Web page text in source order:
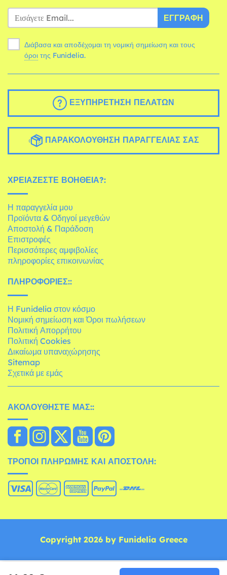
ΕΓΓΡΑΦΉ
Διάβασα και αποδέχομαι τη νομική σημείωση και τους
όροι της Funidelia.
ΕΞΥΠΗΡΈΤΗΣΗ ΠΕΛΑΤΏΝ
ΠΑΡΑΚΟΛΟΎΘΗΣΗ ΠΑΡΑΓΓΕΛΊΑΣ ΣΑΣ
ΧΡΕΙΆΖΕΣΤΕ ΒΟΉΘΕΙΑ?:
Η παραγγελία μου
Προϊόντα & Οδηγοί μεγεθών
Αποστολή & Παράδοση
Επιστροφές
Περισσότερες αμφιβολίες
πληροφορίες επικοινωνίας
ΠΛΗΡΟΦΟΡΊΕΣ::
Η Funidelia στον κόσμο
Νομική σημείωση και Όροι πωλήσεων
Πολιτική Απορρήτου
Πολιτική Cookies
Δικαίωμα υπαναχώρησης
Sitemap
Σχετικά με εμάς
ΑΚΟΛΟΥΘΉΣΤΕ ΜΑΣ::
ΤΡΌΠΟΙ ΠΛΗΡΩΜΉΣ ΚΑΙ ΑΠΟΣΤΟΛΉ:
Copyright 2026 by Funidelia Greece